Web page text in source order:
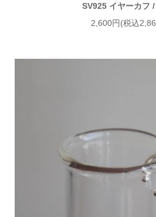
SV925 イヤーカフ
2,600円(税込